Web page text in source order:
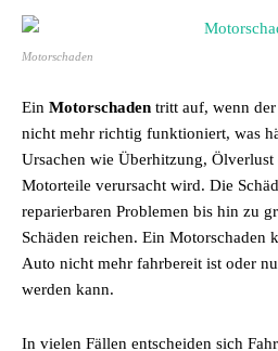
Motorschaden
Ein Motorschaden tritt auf, wenn
nicht mehr richtig funktioniert, was
Ursachen wie Überhitzung,
Motorteile verursacht wird. Die
reparierbaren Problemen bis hin zu
Schäden reichen. Ein Motorschaden
Auto nicht mehr fahrbereit ist oder
werden kann.
In vielen Fällen entscheiden sich